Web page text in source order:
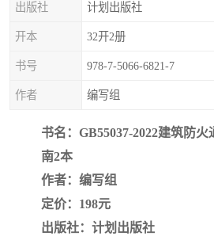
出版社 计划出版社
开本 32开2册
书号 978-7-5066-6821-7
作者 编写组
书名：GB55037-2022建筑防
南2本
作者：编写组
定价：198元
出版社：计划出版社
江西省建筑工程预算定额
锅炉及压力容器规范国际
性规范ASME
湖北省建设工程预算定额 年
甘肃省建设工程预算定额
内蒙古建设工程预算定额